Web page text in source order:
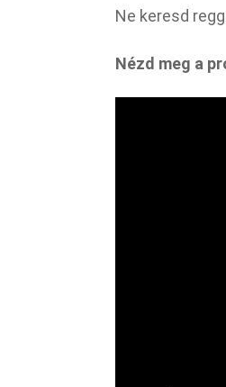
Ne keresd
Nézd meg a